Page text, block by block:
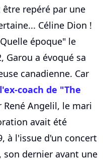
repéré par une
Céline Dion !
époque" le
Garou a évoqué sa
canadienne. Car
l'ex-coach de "The
Angelil, le mari
avait été
à l'issue d'un concert
son dernier avant une